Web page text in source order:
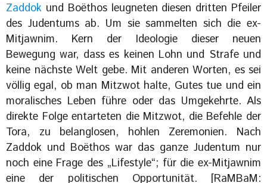
Zaddok und Boëthos leugneten diesen dritten Pfeiler
des Judentums ab. Um sie sammelten sich die ex-
Mitjawnim. Kern der Ideologie dieser neuen
Bewegung war, dass es keinen Lohn und Strafe und
keine nächste Welt gebe. Mit anderen Worten, es sei
völlig egal, ob man Mitzwot halte, Gutes tue und ein
moralisches Leben führe oder das Umgekehrte. Als
direkte Folge entarteten die Mitzwot, die Befehle der
Tora, zu belanglosen, hohlen Zeremonien. Nach
Zaddok und Boëthos war das ganze Judentum nur
noch eine Frage des „Lifestyle“; für die ex-Mitjawnim
eine der politischen Opportunität. [RaMBaM: